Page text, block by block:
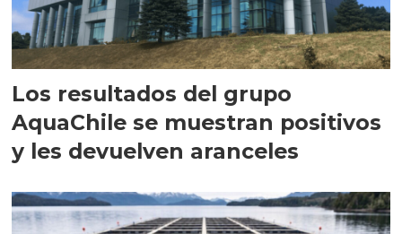
Los resultados del grupo
AquaChile se muestran positivos
y les devuelven aranceles